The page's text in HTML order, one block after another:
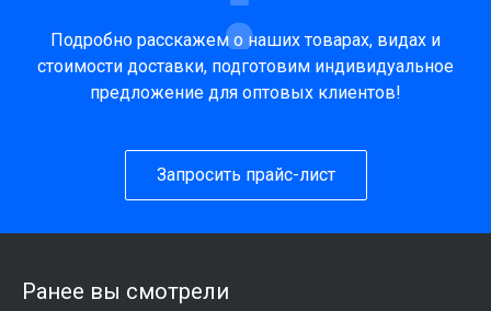
Подробно расскажем о наших товарах, видах и
стоимости доставки, подготовим индивидуальное
предложение для оптовых клиентов!
Запросить прайс-лист
Ранее вы смотрели